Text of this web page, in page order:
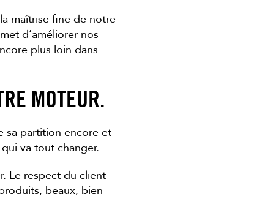
maîtrise fine de notre
d’améliorer nos
plus loin dans
MOTEUR.
sa partition encore et
va tout changer.
Le respect du client
beaux, bien